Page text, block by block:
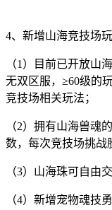
4、新增山海竞技场玩
（1）目前已开放山
无双区服，≥60级的
竞技场相关玩法；
（2）拥有山海兽魂
数，每次竞技场挑战
（3）山海珠可自由
（4）新增宠物魂技